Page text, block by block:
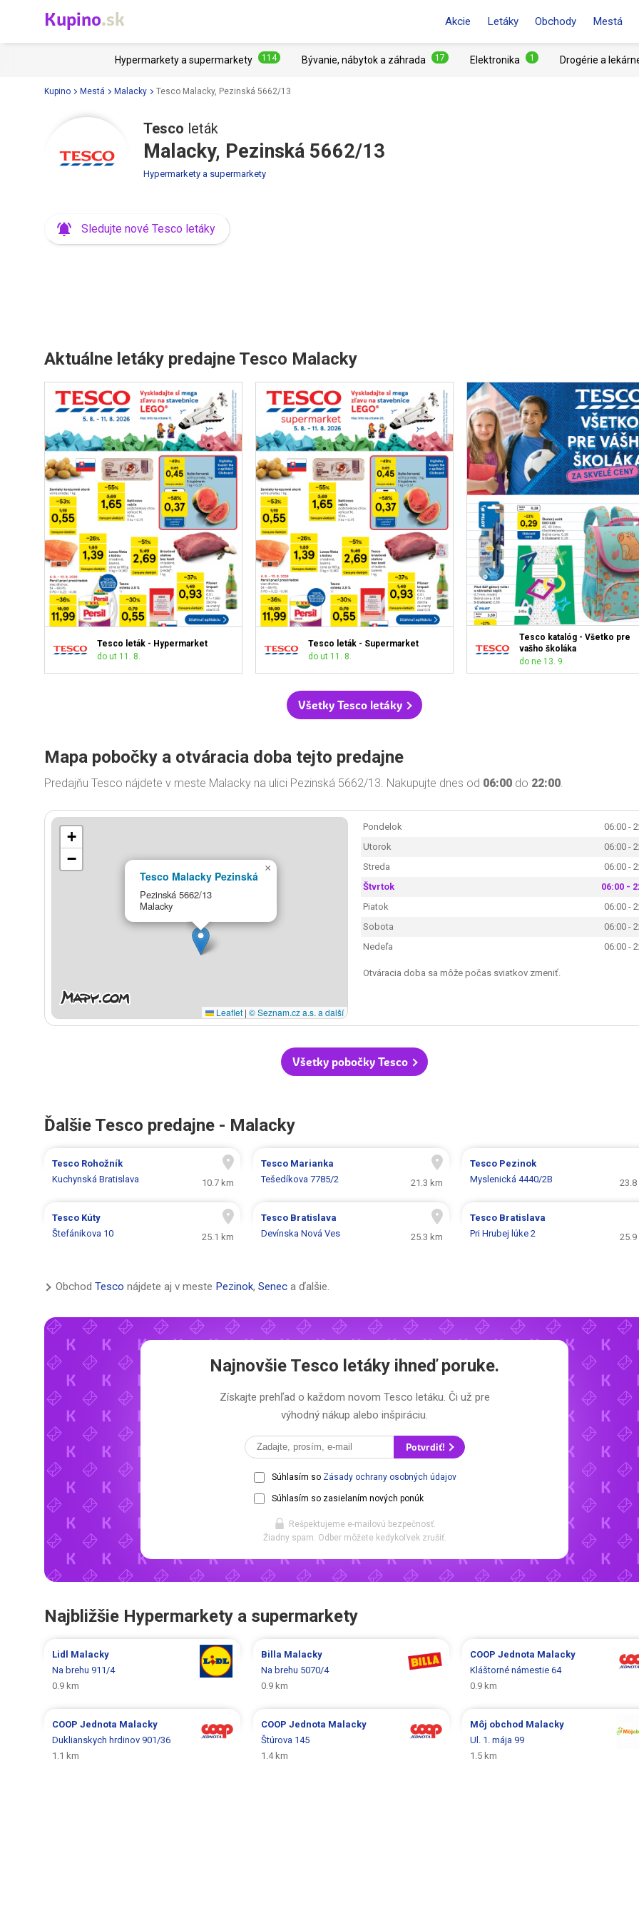
Kupino.sk Akcie Letáky Obchody Mestá
Hypermarkety a supermarkety 114 Bývanie, nábytok a záhrada 17 Elektronika 1 Drogérie a
Kupino Mestá Malacky Tesco Malacky, Pezinská 5662/13
Tesco leták
Malacky, Pezinská 5662/13
Hypermarkety a supermarkety
Sledujte nové Tesco letáky
Aktuálne letáky predajne Tesco Malacky
Tesco leták - Hypermarket
do ut 11. 8.
Tesco leták - Supermarket
do ut 11. 8.
Tesco katalóg - Všetko pre
vašho školáka
do ne 13. 9.
Všetky Tesco letáky
Mapa pobočky a otváracia doba tejto predajne
Predajňu Tesco nájdete v meste Malacky na ulici Pezinská 5662/13. Nakupujte dnes od 06:00 do 22:00.
Tesco Malacky Pezinská
Pezinská 5662/13
Malacky
×
+
−
Leaflet | © Seznam.cz a.s. a další
Pondelok
06:00 -
Utorok
06:00 -
Streda
06:00 -
Štvrtok
06:00 -
Piatok
06:00 -
Sobota
06:00 -
Nedeľa
06:00 -
Otváracia doba sa môže počas sviatkov zmeniť.
Všetky pobočky Tesco
Ďalšie Tesco predajne - Malacky
Tesco Rohožník
Kuchynská Bratislava
10.7 km
Tesco Marianka
Tešedíkova 7785/2
21.3 km
Tesco Pezinok
Myslenická 4440/2B
23.8
Tesco Kúty
Štefánikova 10
25.1 km
Tesco Bratislava
Devínska Nová Ves
25.3 km
Tesco Bratislava
Pri Hrubej lúke 2
25.9
Obchod Tesco nájdete aj v meste Pezinok, Senec a ďalšie.
Najnovšie Tesco letáky ihneď poruke.
Získajte prehľad o každom novom Tesco letáku. Či už pre
výhodný nákup alebo inšpiráciu.
Potvrdiť!
Súhlasím so Zásady ochrany osobných údajov
Súhlasím so zasielaním nových ponúk
Rešpektujeme e-mailovú bezpečnosť.
Žiadny spam. Odber môžete kedykoľvek zrušiť.
Najbližšie Hypermarkety a supermarkety
Lidl Malacky
Na brehu 911/4
0.9 km
Billa Malacky
Na brehu 5070/4
0.9 km
COOP Jednota Malacky
Kláštorné námestie 64
0.9 km
COOP Jednota Malacky
Duklianskych hrdinov 901/36
1.1 km
COOP Jednota Malacky
Štúrova 145
1.4 km
Môj obchod Malacky
Ul. 1. mája 99
1.5 km